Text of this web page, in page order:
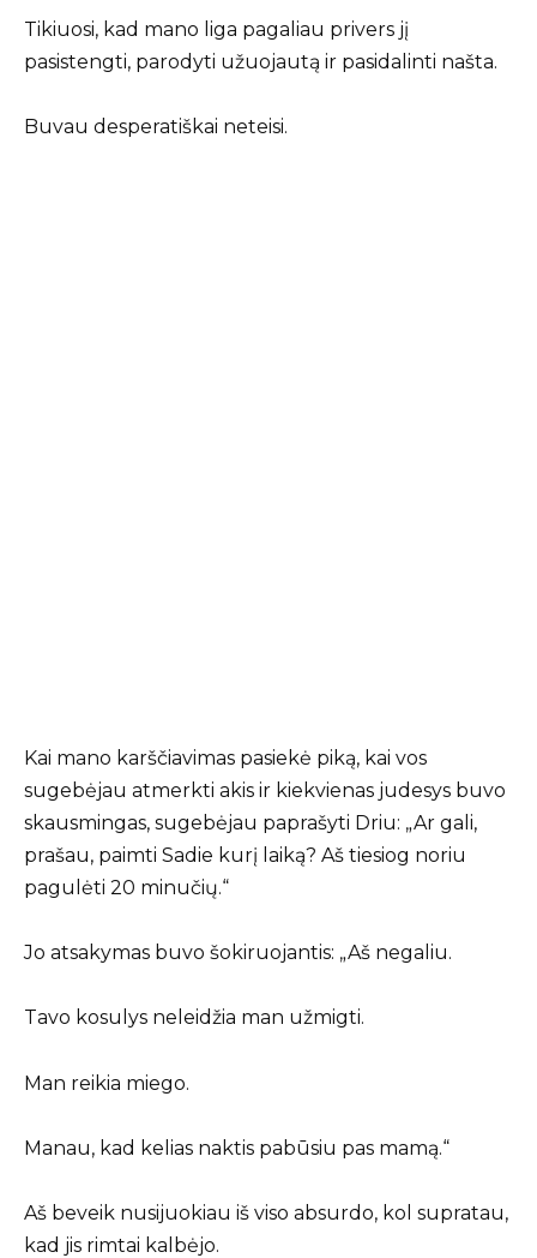
Tikiuosi, kad mano liga pagaliau privers jį
pasistengti, parodyti užuojautą ir pasidalinti našta.
Buvau desperatiškai neteisi.
Kai mano karščiavimas pasiekė piką, kai vos
sugebėjau atmerkti akis ir kiekvienas judesys buvo
skausmingas, sugebėjau paprašyti Driu: „Ar gali,
prašau, paimti Sadie kurį laiką? Aš tiesiog noriu
pagulėti 20 minučių.“
Jo atsakymas buvo šokiruojantis: „Aš negaliu.
Tavo kosulys neleidžia man užmigti.
Man reikia miego.
Manau, kad kelias naktis pabūsiu pas mamą.“
Aš beveik nusijuokiau iš viso absurdo, kol supratau,
kad jis rimtai kalbėjo.